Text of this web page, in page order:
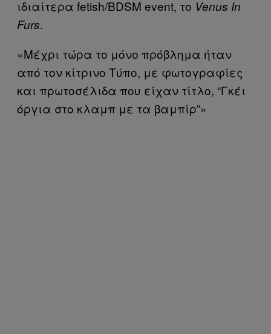
ιδιαίτερα fetish/BDSM event, το Venus In
Furs.
«Μέχρι τώρα το μόνο πρόβλημα ήταν
από τον κίτρινο Τύπο, με φωτογραφίες
και πρωτοσέλιδα που είχαν τίτλο, “Γκέι
όργια στο κλαμπ με τα βαμπίρ”»